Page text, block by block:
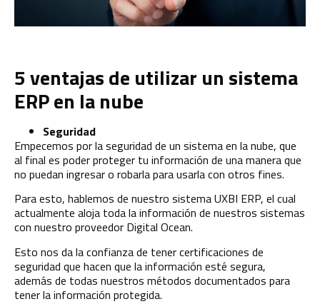
5 ventajas de utilizar un sistema
ERP en la nube
Seguridad
Empecemos por la seguridad de un sistema en lanube, que
al final es poder proteger tu información de una manera que
no puedan ingresar o robarla para usarla con otros fines.
Para esto, hablemos de nuestro sistema UXBI ERP, el cual
actualmente aloja toda la información de nuestros sistemas
con nuestro proveedor Digital Ocean.
Esto nos da la confianza de tener certificaciones de
seguridad que hacen que la información esté segura,
además de todas nuestros métodos documentados para
tener la información protegida.